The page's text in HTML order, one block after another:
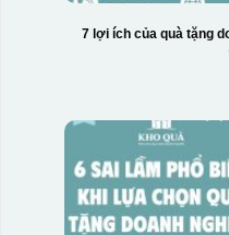
7 lợi ích của quà tặng